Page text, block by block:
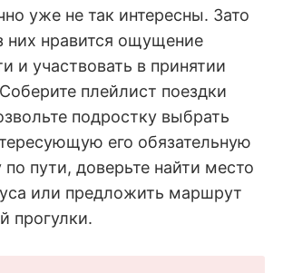
уже не так интересны. Зато
них нравится ощущение
и участвовать в принятии
плейлист поездки
подростку выбрать
его обязательную
по пути, доверьте найти место
или предложить маршрут
прогулки.